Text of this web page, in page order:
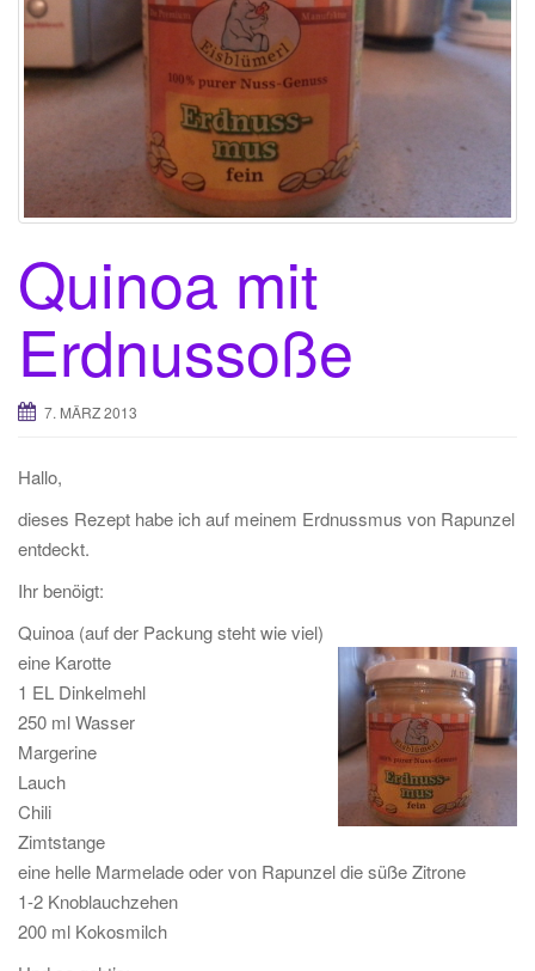
t
i
o
Quinoa mit
Erdnussoße
7. MÄRZ 2013
Hallo,
dieses Rezept habe ich auf meinem Erdnussmus von Rapunzel
entdeckt.
Ihr benöigt:
Quinoa (auf der Packung steht wie viel)
eine Karotte
1 EL Dinkelmehl
250 ml Wasser
Margerine
Lauch
Chili
Zimtstange
eine helle Marmelade oder von Rapunzel die süße Zitrone
1-2 Knoblauchzehen
200 ml Kokosmilch